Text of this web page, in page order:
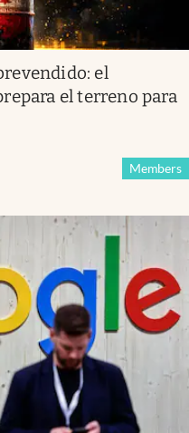
el
el terreno para
Members